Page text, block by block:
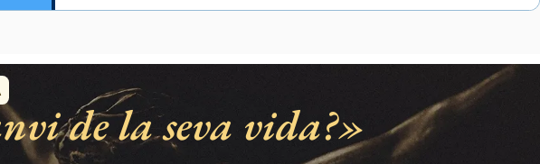
de la seva vida?